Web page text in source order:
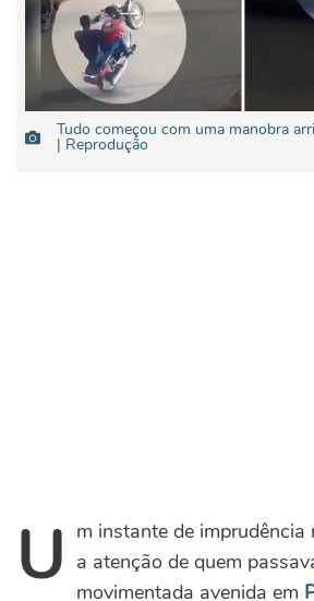
Tudo começou com uma manobra
| Reprodução
U m instante de imprudência
a atenção de quem
movimentada avenida em